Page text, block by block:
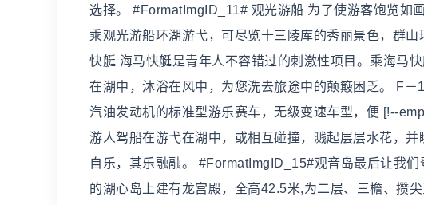
选择。 #FormatImgID_11# 观光游船 为了使游客饱览如
乘观光游船环湖游弋，可尽览十三陵库的秀丽景色，群
快艇 海马快艇是青年人不容错过的刺激性项目。乘海马
在湖中，沐浴在风中，为您洗去旅途中的颠簸困乏。 F
汽油发动机的标准型游乐赛车，无级变速车型，便 [!--
游人驾船在游弋在湖中，或相互碰撞，溅起层层水花，
自乐，其乐融融。 #FormatImgID_15#观音岛最后让我
的湖心岛上建有龙宫殿，全高42.5米,为二层、三檐、攒